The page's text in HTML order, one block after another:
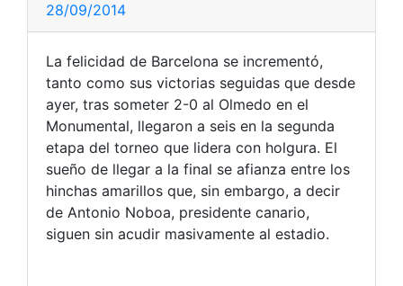
28/09/2014
La felicidad de Barcelona se incrementó,
tanto como sus victorias seguidas que desde
ayer, tras someter 2-0 al Olmedo en el
Monumental, llegaron a seis en la segunda
etapa del torneo que lidera con holgura. El
sueño de llegar a la final se afianza entre los
hinchas amarillos que, sin embargo, a decir
de Antonio Noboa, presidente canario,
siguen sin acudir masivamente al estadio.